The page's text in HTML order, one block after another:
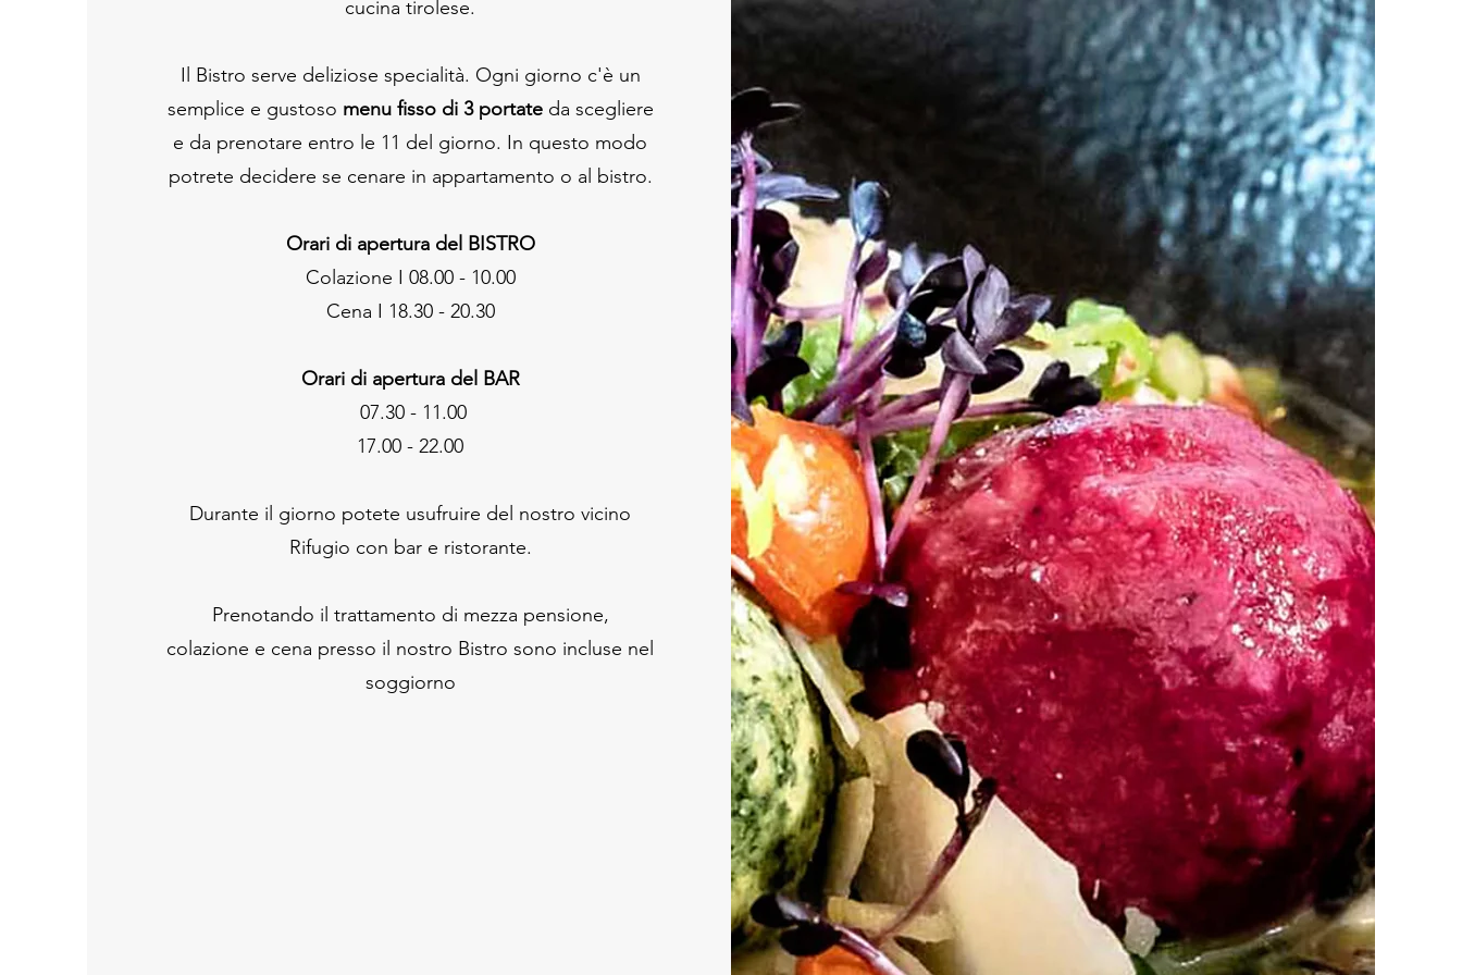
è aperto la mattina per caffè e aperitivi e serve i nostri
ospiti dalle 16:00 fino a tarda sera per concludere la giornata attiva tra amici.
cucina tirolese.
Il Bistro serve deliziose specialità. Ogni giorno c'è un
semplice e gustoso menu fisso di 3 portateda scegliere
e da prenotare entro le 11 del giorno. In questo modo
potrete decidere se cenare in appartamento o al bistro.
Orari di apertura del BISTRO
Colazione I 08.00 - 10.00
Cena I 18.30 - 20.30
Orari di apertura del BAR
07.30 - 11.00
17.00 - 22.00
Durante il giorno potete usufruire del nostro vicino
Rifugio con bar e ristorante.
Prenotando il trattamento di mezza pensione,
colazione e cena presso il nostro Bistro sono incluse nel
soggiorno